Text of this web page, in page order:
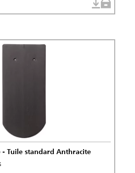
- Tuile standard Anthracite